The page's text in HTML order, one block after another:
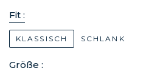
Fit :
KLASSISCH SCHLANK
Größe :